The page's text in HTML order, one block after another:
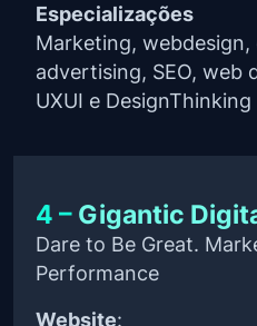
Especializações
Marketing, webdesign,
advertising, SEO, web
UXUI e DesignThinking
4 – Gigantic
Dare to Be Great.
Performance
Website: